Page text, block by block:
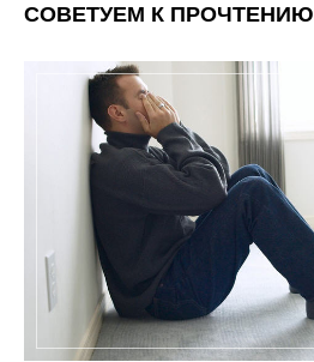
СОВЕТУЕМ К ПРОЧТЕНИЮ